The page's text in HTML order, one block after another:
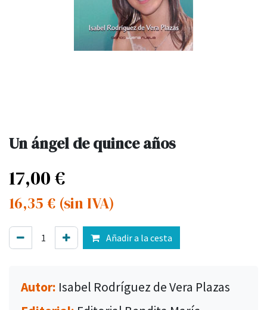
Un ángel de quince años
17,00€
16,35 € (sin IVA)
Añadir a la cesta
Autor: Isabel Rodríguez de Vera Plazas